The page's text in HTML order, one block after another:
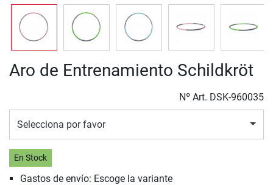
Aro de Entrenamiento Schildkröt
Nº Art. DSK-960035
Selecciona por favor
En Stock
Gastos de envío: Escoge la variante